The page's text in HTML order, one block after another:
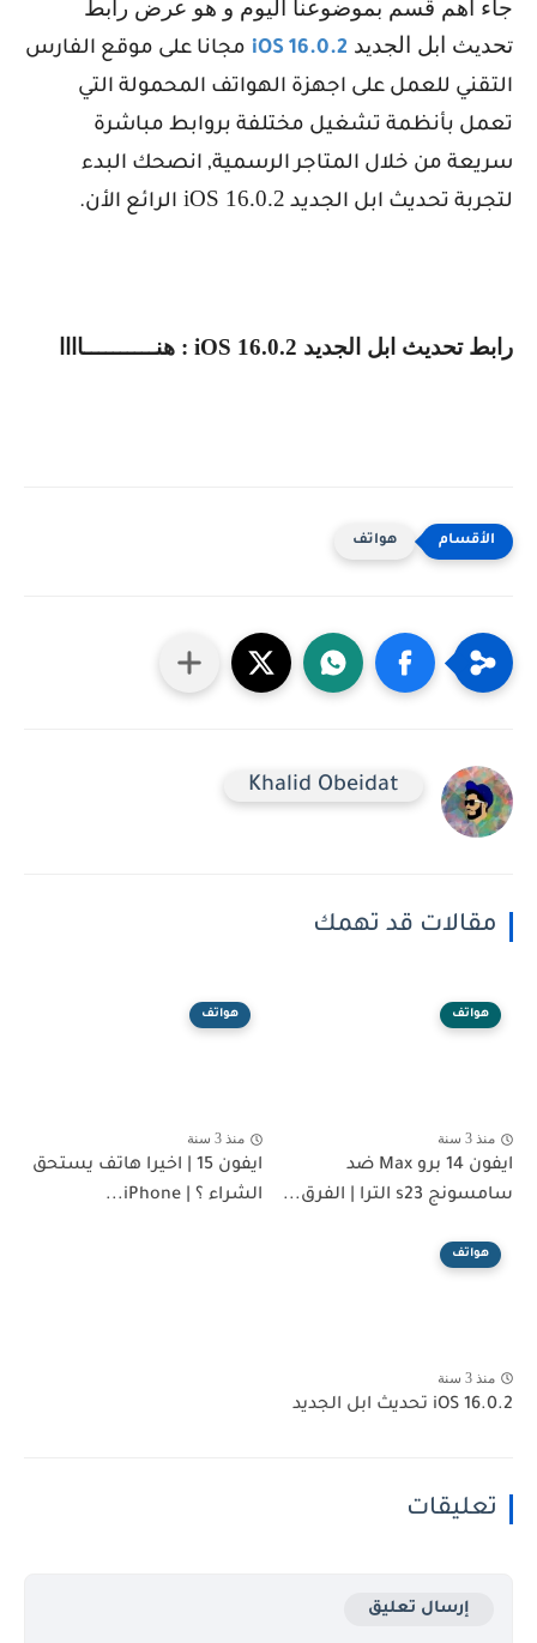
جاء اهم قسم بموضوعنا اليوم و هو عرض رابط
تحديث ابل الجديد iOS 16.0.2 مجانا على موقع الفارس
التقني للعمل على اجهزة الهواتف المحمولة التي
تعمل بأنظمة تشغيل مختلفة بروابط مباشرة
سريعة من خلال المتاجر الرسمية, انصحك البدء
لتجربة تحديث ابل الجديد iOS 16.0.2 الرائع الأن.
رابط تحديث ابل الجديد iOS 16.0.2 : هنــــــــــاااا
هواتف
Khalid Obeidat
مقالات قد تهمك
هواتف
منذ 3 سنة
ايفون 14 برو Max ضد
سامسونج s23 الترا | الفرق...
هواتف
منذ 3 سنة
ايفون 15 | اخيرا هاتف يستحق
الشراء ؟ | iPhone...
هواتف
منذ 3 سنة
iOS 16.0.2 تحديث ابل الجديد
تعليقات
إرسال تعليق